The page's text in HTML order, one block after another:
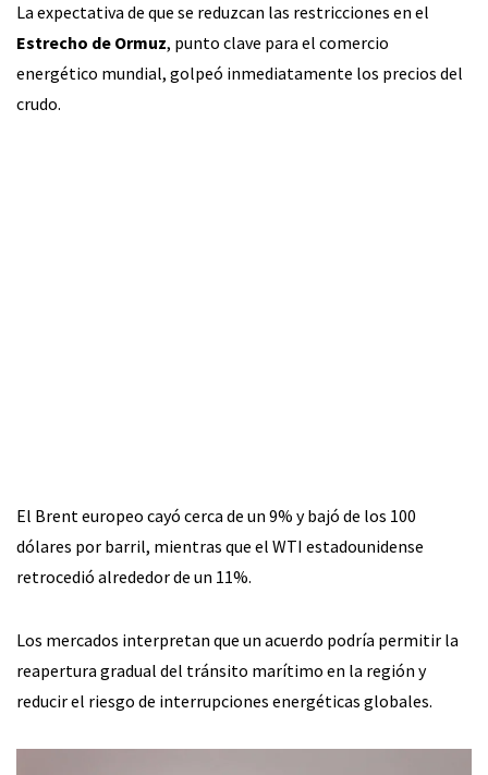
La expectativa de que se reduzcan las restricciones en el
Estrecho de Ormuz, punto clave para el comercio
energético mundial, golpeó inmediatamente los precios del
crudo.
El Brent europeo cayó cerca de un 9% y bajó de los 100
dólares por barril, mientras que el WTI estadounidense
retrocedió alrededor de un 11%.
Los mercados interpretan que un acuerdo podría permitir la
reapertura gradual del tránsito marítimo en la región y
reducir el riesgo de interrupciones energéticas globales.